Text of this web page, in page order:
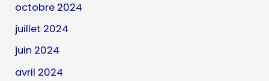
octobre 2024
juillet 2024
juin 2024
avril 2024